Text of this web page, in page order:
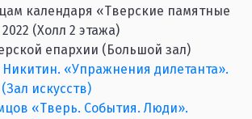
календаря «Тверские памятные
(Холл 2 этажа)
епархии (Большой зал)
Никитин. «Упражнения дилетанта».
искусств)
«Тверь. События. Люди».